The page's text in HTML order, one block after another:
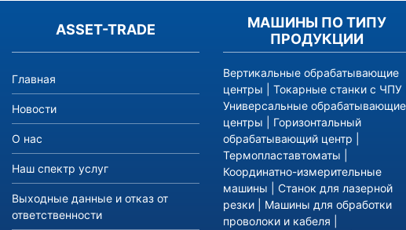
ASSET-TRADE
Главная
Новости
О нас
Наш спектр услуг
Выходные данные и отказ от
ответственности
МАШИНЫ ПО ТИПУ
ПРОДУКЦИИ
Вертикальные обрабатывающие
центры
Токарные станки с ЧПУ
Универсальные обрабатывающие
центры
Горизонтальный
обрабатывающий центр
Термопластавтоматы
Координатно-измерительные
машины
Станок для лазерной
резки
Машины для обработки
проволоки и кабеля